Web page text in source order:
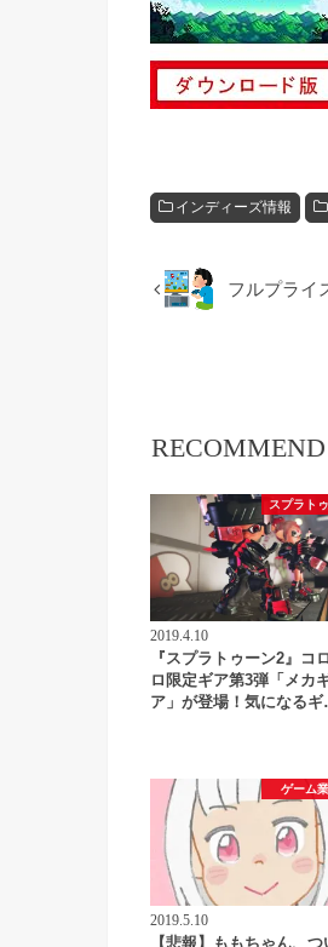
インディーズ情報
フルプライ
RECOMMEND
スプラト
2019.4.10
『スプラトゥーン2』コ
ロ限定ギア第3弾「メカ
ア」が登場！気になる
ゲーム
2019.5.10
【悲報】ももちゃん、つ